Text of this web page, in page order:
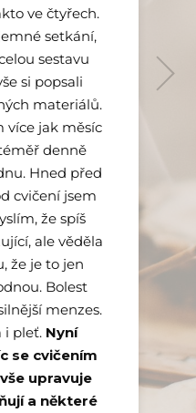
ve čtyřech.
setkání,
sestavu
si popsali
materiálů.
více jak měsíc
denně
Hned před
cvičení jsem
že spíš
ale věděla
že je to jen
Bolest
menzes.
i pleť. Nyní
se cvičením
upravuje
a některé
i další
jak udržet
E.
jógy